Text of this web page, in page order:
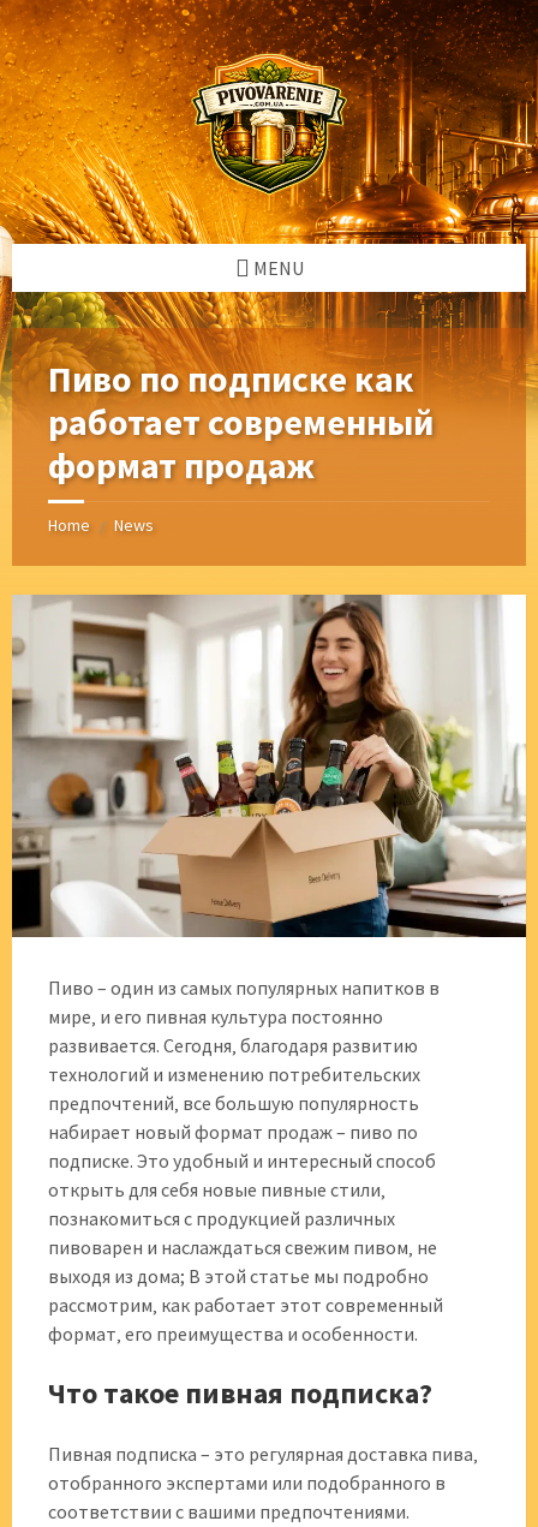
Skip
to
content
Skip
to
left
sidebar
Skip
to
right
sidebar
Skip
to
footer
MENU
Пиво по подписке как
работает современный
формат продаж
Home / News
Пиво – один из самых популярных напитков в
мире‚ и его пивная культура постоянно
развивается. Сегодня‚ благодаря развитию
технологий и изменению потребительских
предпочтений‚ все большую популярность
набирает новый формат продаж – пиво по
подписке. Это удобный и интересный способ
открыть для себя новые пивные стили‚
познакомиться с продукцией различных
пивоварен и наслаждаться свежим пивом‚ не
выходя из дома; В этой статье мы подробно
рассмотрим‚ как работает этот современный
формат‚ его преимущества и особенности.
Что такое пивная подписка?
Пивная подписка – это регулярная доставка пива‚
отобранного экспертами или подобранного в
соответствии с вашими предпочтениями.